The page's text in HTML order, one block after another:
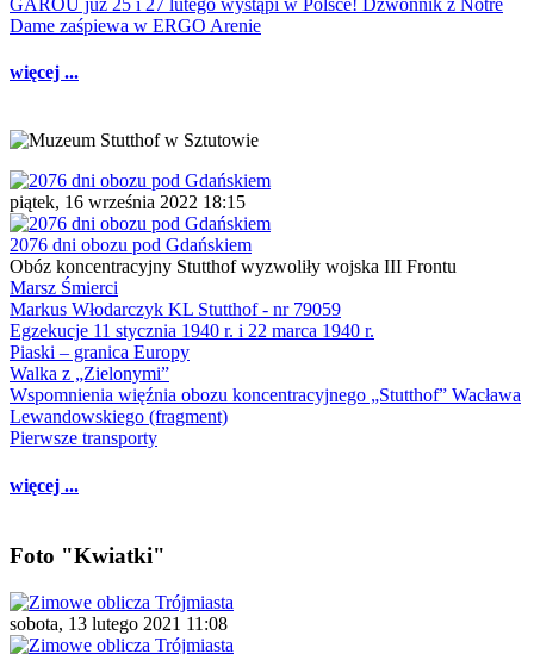
GAROU już 25 i 27 lutego wystąpi w Polsce! Dzwonnik z Notre
Dame zaśpiewa w ERGO Arenie
więcej ...
piątek, 16 września 2022 18:15
2076 dni obozu pod Gdańskiem
Obóz koncentracyjny Stutthof wyzwoliły wojska III Frontu
Marsz Śmierci
Markus Włodarczyk KL Stutthof - nr 79059
Egzekucje 11 stycznia 1940 r. i 22 marca 1940 r.
Piaski – granica Europy
Walka z „Zielonymi”
Wspomnienia więźnia obozu koncentracyjnego „Stutthof” Wacława
Lewandowskiego (fragment)
Pierwsze transporty
więcej ...
Foto "Kwiatki"
sobota, 13 lutego 2021 11:08